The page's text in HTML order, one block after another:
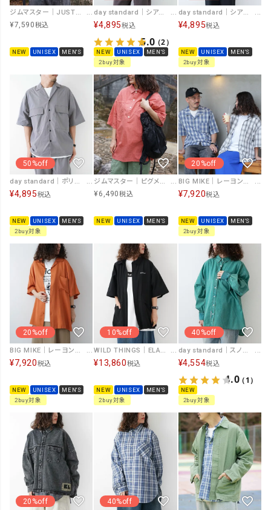
ジムマスター｜JUST SMILE刺繍シャツ [[G721749]][D]
¥7,590税込
NEW UNISEX MEN'S
day standard｜シアサッカー ドローコード半袖シャツ [[261910]][D]
¥4,895税込
5.0（2）
NEW UNISEX
MEN'S
2buy対象
day standard｜シアサッカーチェック ドローコード半袖シャツ [[261914]][D]
¥4,895税込
NEW UNISEX
MEN'S
2buy対象
50%off
day standard｜ポリストレッチ接触冷感半袖オープンカラーシャツ [[131954]][D]
¥4,895税込
NEW UNISEX
MEN'S
2buy対象
ジムマスター｜ピグメントコットンナイロンプルオーバーシャツ [[G733791]][D]
¥6,490税込
NEW UNISEX MEN'S
20%off
BIG MIKE｜レーヨン混オンブレスリットシャツ [[102625531]][D]
¥7,920税込
NEW UNISEX
MEN'S
2buy対象
20%off
BIG MIKE｜レーヨン無地アロハシャツ [[102625540]][D]
¥7,920税込
NEW UNISEX
MEN'S
2buy対象
10%off
WILD THINGS｜ELASTIC NYRON DENALI SHIRT [[WT26035AD]][D]
¥13,860税込
NEW UNISEX
MEN'S
2buy対象
40%off
day standard｜スノーウォッシュ加工BIGシャツ [[I261027-28]][D]
¥4,554税込
4.0（1）
NEW
2buy対象
20%off 40%off